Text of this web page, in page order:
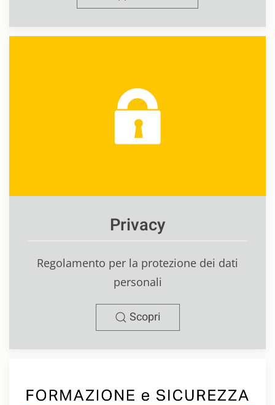
Privacy
Regolamento per la protezione dei dati
personali
Scopri